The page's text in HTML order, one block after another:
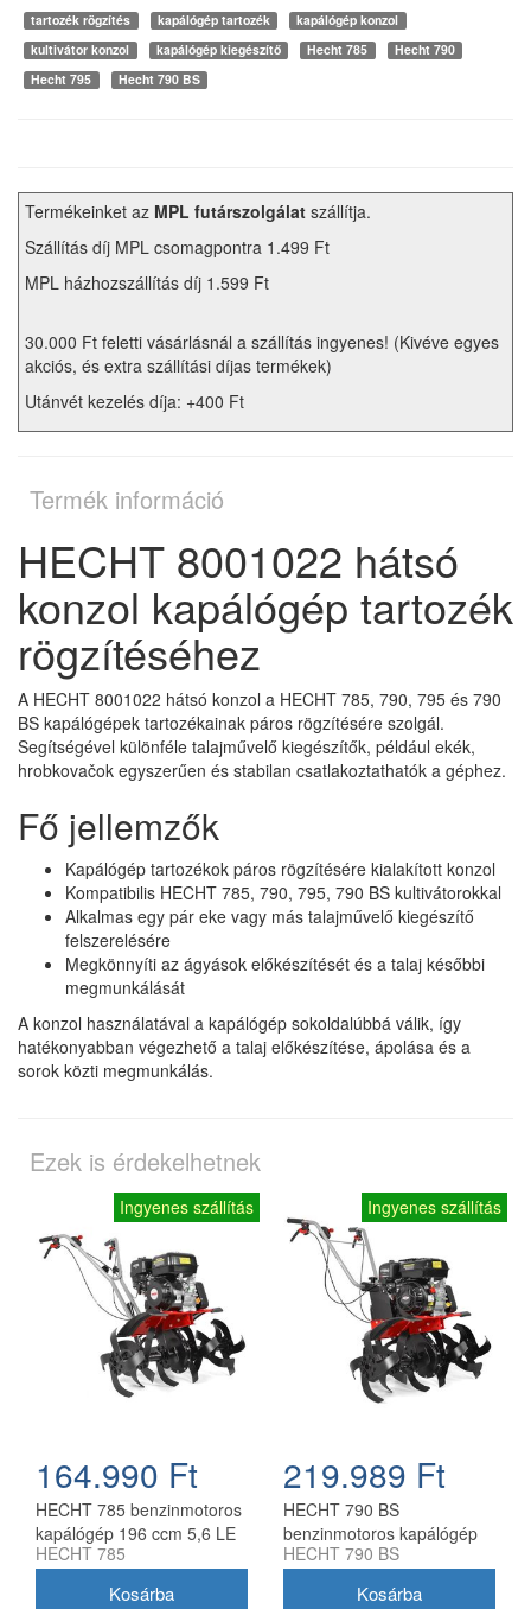
tartozék rögzítés
kapálógép tartozék
kapálógép konzol
kultivátor konzol
kapálógép kiegészítő Hecht 785
Hecht 790
Hecht 795
Hecht 790 BS
Termékeinket az MPL futárszolgálat szállítja.
Szállítás díj MPL csomagpontra 1.499 Ft
MPL házhozszállítás díj 1.599 Ft
30.000 Ft feletti vásárlásnál a szállítás ingyenes! (Kivéve egyes
akciós, és extra szállítási díjas termékek)
Utánvét kezelés díja: +400 Ft
Termék információ
HECHT 8001022 hátsó
konzol kapálógép tartozék
rögzítéséhez
A HECHT 8001022 hátsó konzol a HECHT 785, 790, 795 és 790
BS kapálógépek tartozékainak páros rögzítésére szolgál.
Segítségével különféle talajművelő kiegészítők, például ekék,
hrobkovačok egyszerűen és stabilan csatlakoztathatók a géphez.
Fő jellemzők
Kapálógép tartozékok páros rögzítésére kialakított konzol
Kompatibilis HECHT 785, 790, 795, 790 BS kultivátorokkal
Alkalmas egy pár eke vagy más talajművelő kiegészítő
felszerelésére
Megkönnyíti az ágyások előkészítését és a talaj későbbi
megmunkálását
A konzol használatával a kapálógép sokoldalúbbá válik, így
hatékonyabban végezhető a talaj előkészítése, ápolása és a
sorok közti megmunkálás.
Ezek is érdekelhetnek
Ingyenes szállítás
164.990 Ft
HECHT 785 benzinmotoros
kapálógép 196 ccm 5,6 LE
HECHT 785
Ingyenes szállítás
219.989 Ft
HECHT 790 BS
benzinmotoros kapálógép
Briggs & Stratton motorral
HECHT 790 BS